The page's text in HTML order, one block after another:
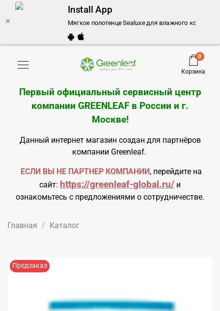
Install App
Мягкое полотенце Sealuxe для влажного
0
Корзина
Первый официальный сервисный центр
компании GREENLEAF в России и г.
Москве!
Данный интернет магазин создан для партнёров
компании Greenleaf.
ЕСЛИ ВЫ НЕ ПАРТНЕР КОМПАНИИ, перейдите на
сайт: https://greenleaf-global.ru/ и
ознакомьтесь с предложениями о сотрудничестве.
Главная Каталог
Предзаказ